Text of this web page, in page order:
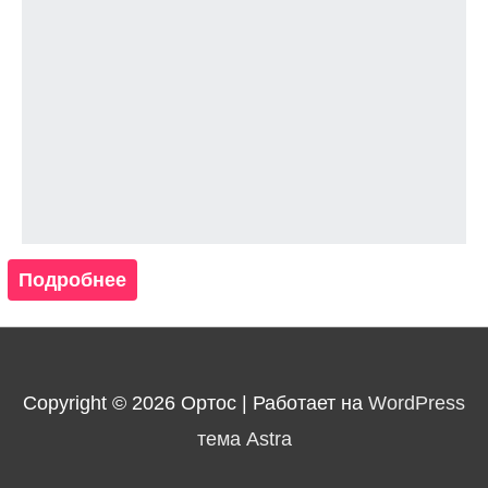
Подробнее
Copyright © 2026 Ортос | Работает на WordPress
тема Astra